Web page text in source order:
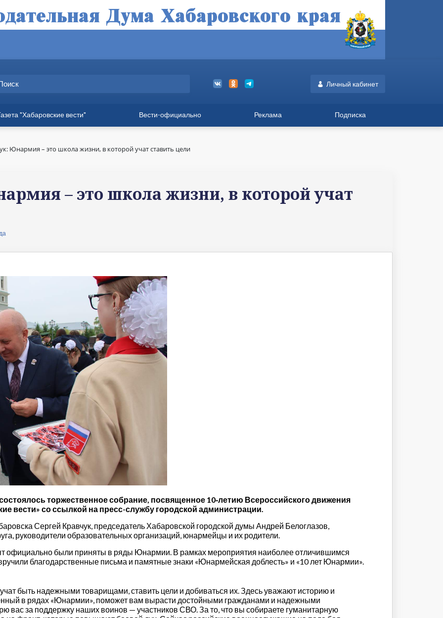
Личный кабинет
"Хабаровские вести"
для хабаровчан
Вести-официально Реклама Подписка
Юнармия – это школа жизни, в которой учат ставить цели
– это школа жизни, в которой учат
торжественное собрание, посвященное 10‑летию Всероссийского движения
вести» со ссылкой на пресс-службу городской администрации.
Сергей Кравчук, председатель Хабаровской городской думы Андрей Белоглазов,
руководители образовательных организаций, юнармейцы и их родители.
официально были приняты в ряды Юнармии. В рамках мероприятия наиболее отличившимся
благодарственные письма и памятные знаки «Юнармейская доблесть» и «10 лет Юнармии».
быть надежными товарищами, ставить цели и добиваться их. Здесь уважают историю и
в рядах «Юнармии», поможет вам вырасти достойными гражданами и надежными
вас за поддержку наших воинов — участников СВО. За то, что вы собираете гуманитарную